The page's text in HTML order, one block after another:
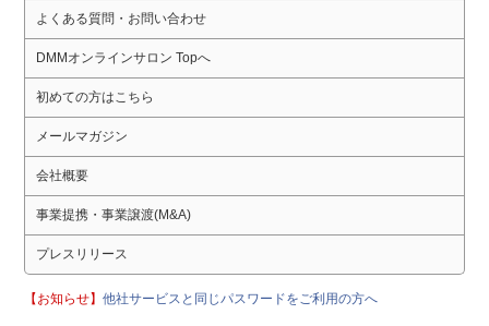
よくある質問・お問い合わせ
DMMオンラインサロン Topへ
初めての方はこちら
メールマガジン
会社概要
事業提携・事業譲渡(M&A)
プレスリリース
【お知らせ】他社サービスと同じパスワードをご利用の方へ